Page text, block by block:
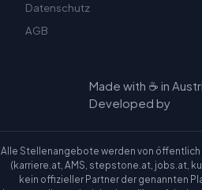
Datenschutz
AGB
Made with ☕ in
Developed by
Alle Stellenangebote werden von
(karriere.at, AMS, stepstone.at, jobs.at,
kein offizieller Partner der genannten